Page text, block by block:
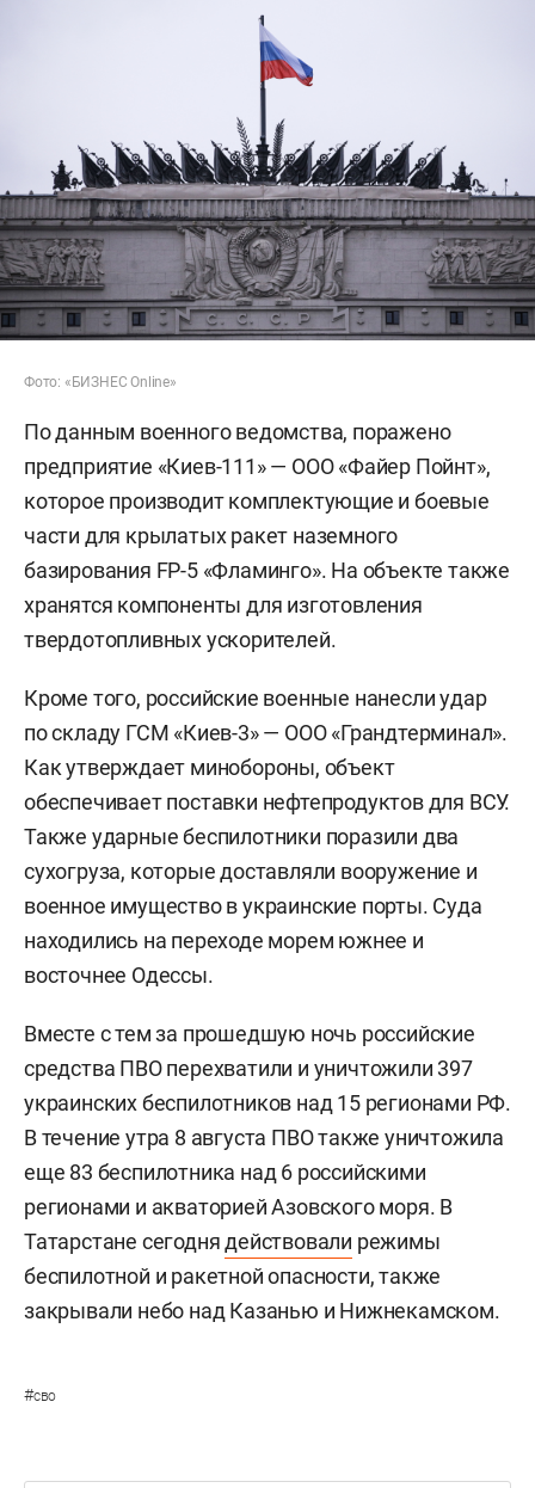
Фото: «БИЗНЕС Online»
По данным военного ведомства, поражено
предприятие «Киев-111» — ООО «Файер Пойнт»,
которое производит комплектующие и боевые
части для крылатых ракет наземного
базирования FP-5 «Фламинго». На объекте также
хранятся компоненты для изготовления
твердотопливных ускорителей.
Кроме того, российские военные нанесли удар
по складу ГСМ «Киев-3» — ООО «Грандтерминал».
Как утверждает минобороны, объект
обеспечивает поставки нефтепродуктов для ВСУ.
Также ударные беспилотники поразили два
сухогруза, которые доставляли вооружение и
военное имущество в украинские порты. Суда
находились на переходе морем южнее и
восточнее Одессы.
Вместе с тем за прошедшую ночь российские
средства ПВО перехватили и уничтожили 397
украинских беспилотников над 15 регионами РФ.
В течение утра 8 августа ПВО также уничтожила
еще 83 беспилотника над 6 российскими
регионами и акваторией Азовского моря. В
Татарстане сегоднядействовали режимы
беспилотной и ракетной опасности, также
закрывали небо над Казанью и Нижнекамском.
#сво